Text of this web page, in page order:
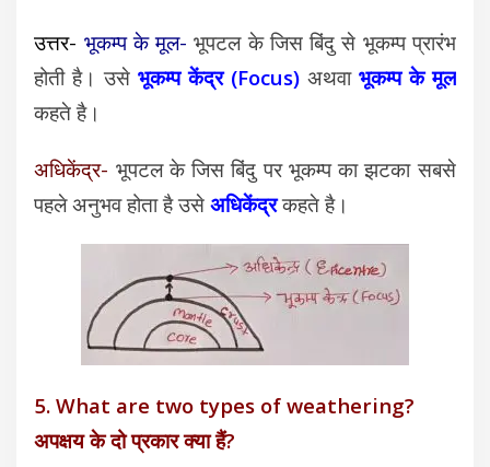
उत्तर- भूकम्प के मूल-भूपटल के जिस बिंदु से भूकम्प प्रारंभ
होती है। उसेभूकम्प केंद्र (Focus) अथवा भूकम्प के मूल
कहते है।
अधिकेंद्र- भूपटल के जिस बिंदु पर भूकम्प का झटका सबसे
पहले अनुभव होता है उसेअधिकेंद्रकहते है।
5. What are two types of weathering?
अपक्षय के दो प्रकार क्या हैं?